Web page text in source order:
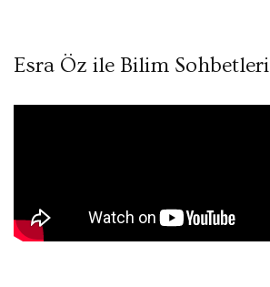
Esra Öz ile Bilim Sohbetleri